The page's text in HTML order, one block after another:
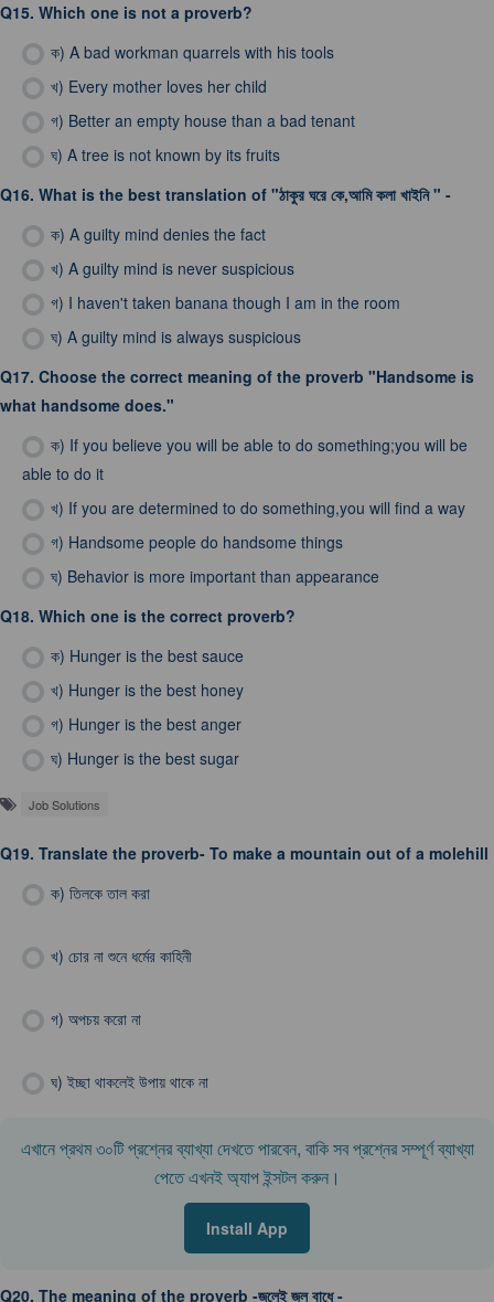
Q15. Which one is not a proverb?
ক) A bad workman quarrels with his tools
খ) Every mother loves her child
গ) Better an empty house than a bad tenant
ঘ) A tree is not known by its fruits
Q16. What is the best translation of "ঠাকুর ঘরে কে,আমি কলা খাইনি " -
ক) A guilty mind denies the fact
খ) A guilty mind is never suspicious
গ) I haven't taken banana though I am in the room
ঘ) A guilty mind is always suspicious
Q17. Choose the correct meaning of the proverb "Handsome is
what handsome does."
ক) If you believe you will be able to do something;you will be
able to do it
খ) If you are determined to do something,you will find a way
গ) Handsome people do handsome things
ঘ) Behavior is more important than appearance
Q18. Which one is the correct proverb?
ক) Hunger is the best sauce
খ) Hunger is the best honey
গ) Hunger is the best anger
ঘ) Hunger is the best sugar
Job Solutions
Q19. Translate the proverb- To make a mountain out of a molehill
ক) তিলকে তাল করা
খ) চোর না শুনে ধর্মের কাহিনী
গ) অপচয় করো না
ঘ) ইচ্ছা থাকলেই উপায় থাকে না
এখানে প্রথম ৩০টি প্রশ্নের ব্যাখ্যা দেখতে পারবেন, বাকি সব প্রশ্নের সম্পূর্ণ ব্যাখ্যা
পেতে এখনই অ্যাপ ইন্সটল করুন।
Install App
Q20. The meaning of the proverb -জলেই জল বাধে -